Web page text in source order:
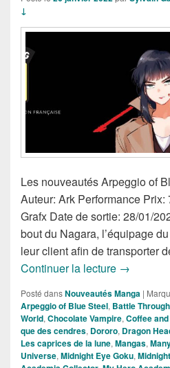
↓
Les nouveautés Arpeggio of
Auteur: Ark Performance
Grafx Date de sortie: 28/01/
bout du Nagara, l’équipage
leur client afin de transporter
Continuer la lecture →
Posté dansNouveautés Manga |
Arpeggio of Blue Steel, Battle
World, Chocolate Vampire, Coffee
que des cendres, Dororo, Dragon
Les caprices de la lune, Mangas,
Universe, Midnight Eye Goku,